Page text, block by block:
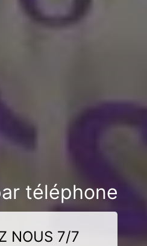
téléphone
NOUS 7/7